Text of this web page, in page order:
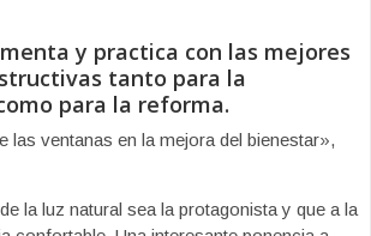
y practica con las mejores
tanto para la
para la reforma.
las ventanas en la mejora del bienestar»,
la luz natural sea la protagonista y que a la